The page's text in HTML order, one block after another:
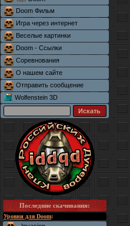
Doom Фильм
Игра через интернет
Веселые картинки
Doom - Ссылки
Соревнования
О нашем сайте
Отправить сообщение
Wolfenstein 3D
Последние скачивания:
Уровни для Doom: